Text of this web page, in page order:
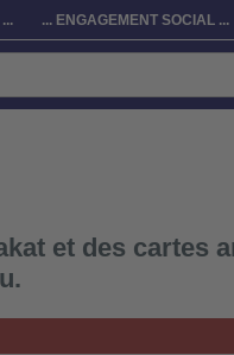
... ENGAGEMENT SOCIAL ...
et des cartes